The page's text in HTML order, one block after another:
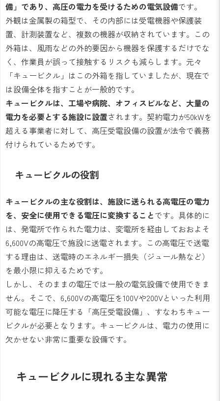
備」であり、高圧の電力を受けるための電気設備です。
外観は金属製の箱型で、その内部には受電機器や保護装
置、計測装置など、複数の機器が収納されています。この
外箱は、風雨などの外的要因から機器を保護するだけでな
く、作業員が誤って接触するリスクも減らします。元々
「キュービクル」はこの外箱を指していましたが、現在で
は設備全体を指すことが一般的です。
キュービクルは、工場や病院、オフィスビルなど、大量の
電力を必要とする施設に設置されます。契約電力が50kWを
超える事業者に対して、高圧受電設備の設置が法令で義務
付けられているためです。
キュービクルの役割
キュービクルの主な役割は、施設に送られる高電圧の電力
を、安全に使用できる電圧に変換することです。具体的に
は、発電所で作られた電力は、変電所を経由しておおよそ
6,600Vの高電圧で施設に送電されます。この高電圧で送電
する理由は、送電時のエネルギー損失（ジュール熱など）
を最小限に抑えるためです。
しかし、そのままの電圧では一般の電気設備で使用できま
せん。そこで、6,600Vの高電圧を100Vや200Vといった利用
可能な電圧に降圧する「高圧受電設備」、すなわちキュー
ビクルが必要となります。キュービクルは、電力の使用に
欠かせない非常に重要な設備です。
キュービクルに現れる主な異常